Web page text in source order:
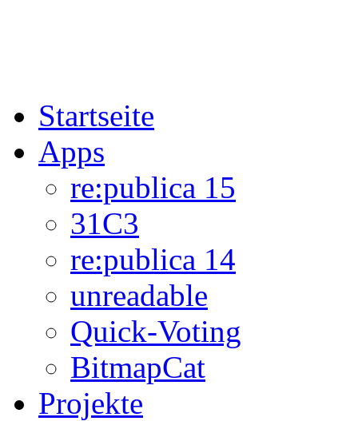
Startseite
Apps
re:publica 15
31C3
re:publica 14
unreadable
Quick-Voting
BitmapCat
Projekte